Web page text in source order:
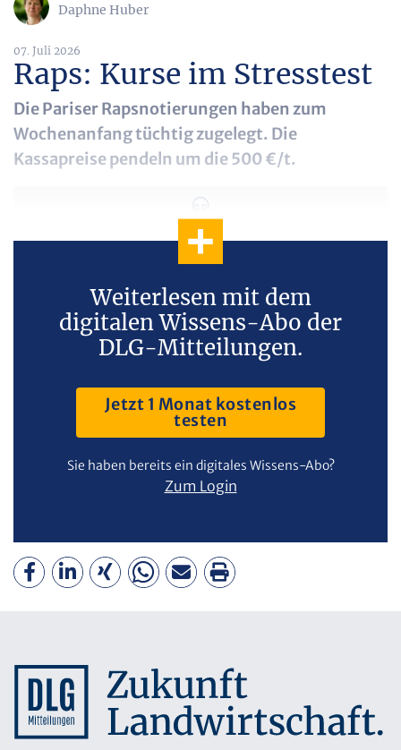
Daphne Huber
07. Juli 2026
Raps: Kurse im Stresstest
Die Pariser Rapsnotierungen haben zum
Wochenanfang tüchtig zugelegt. Die
Kassapreise pendeln um die 500 €/t.
Weiterlesen mit dem
digitalen Wissens-Abo der
DLG-Mitteilungen.
Jetzt 1 Monat kostenlos
testen
Sie haben bereits ein digitales Wissens-Abo?
Zum Login